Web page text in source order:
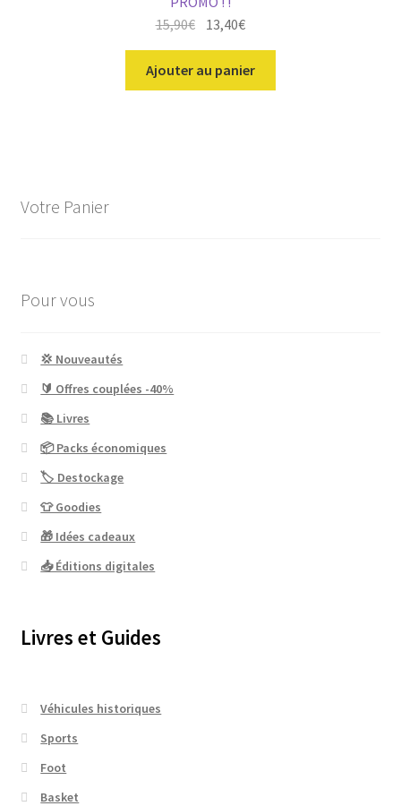
15,90€ Le
prix
initial
était :
13,40€Le
prix
actuel
est :
Ajouter au panier
Votre Panier
Pour vous
💢 Nouveautés
🔰 Offres couplées -40%
📚 Livres
📦 Packs économiques
🏷 Destockage
👕 Goodies
🎁 Idées cadeaux
📥 Éditions digitales
Livres et Guides
Véhicules historiques
Sports
Foot
Basket